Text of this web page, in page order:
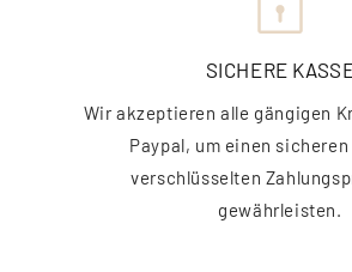
SICHERE
Wir akzeptieren alle gängigen
Paypal, um einen
verschlüsselten
gewährleisten.